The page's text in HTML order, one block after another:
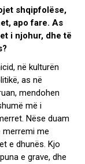
shqipfolëse,
apo fare. As
i njohur, dhe të
në kulturën
as në
mendohen
më i
Nëse duam
merremi me
e dhunës. Kjo
e grave, dhe